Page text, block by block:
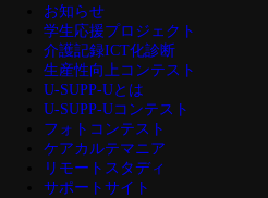
お知らせ
学生応援プロジェクト
介護記録ICT化診断
生産性向上コンテスト
U-SUPP-Uとは
U-SUPP-Uコンテスト
フォトコンテスト
ケアカルテマニア
リモートスタディ
サポートサイト